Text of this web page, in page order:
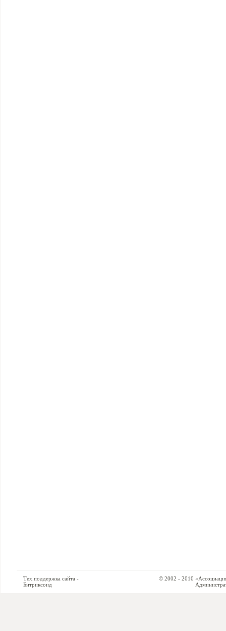
Тех.поддержка сайта -
Битриксоид
© 2002 - 2010 «Ассоциация